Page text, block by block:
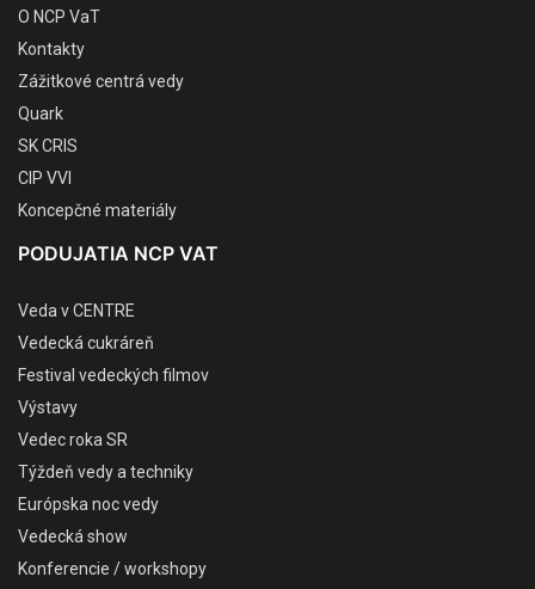
O NCP VaT
Kontakty
Zážitkové centrá vedy
Quark
SK CRIS
CIP VVI
Koncepčné materiály
PODUJATIA NCP VAT
Veda v CENTRE
Vedecká cukráreň
Festival vedeckých filmov
Výstavy
Vedec roka SR
Týždeň vedy a techniky
Európska noc vedy
Vedecká show
Konferencie / workshopy